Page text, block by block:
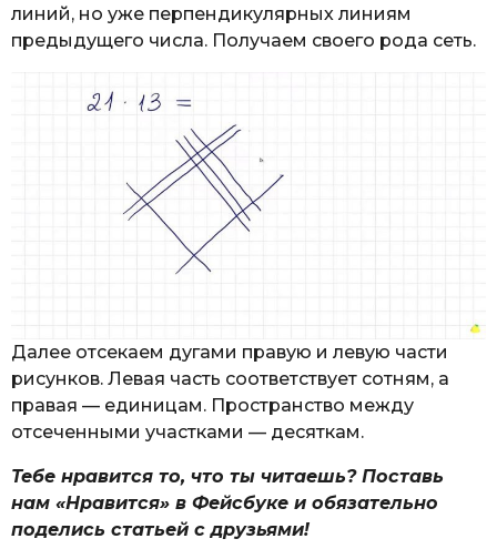
линий, но уже перпендикулярных линиям
предыдущего числа. Получаем своего рода сеть.
Далее отсекаем дугами правую и левую части
рисунков. Левая часть соответствует сотням, а
правая — единицам. Пространство между
отсеченными участками — десяткам.
Тебе нравится то, что ты читаешь? Поставь
нам «Нравится» в Фейсбуке и обязательно
поделись статьей с друзьями!